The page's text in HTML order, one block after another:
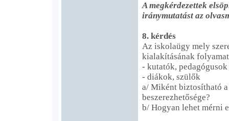
A megkérdezettek
iránymutatást az
8. kérdés
Az iskolaügy mely
kialakításának
- kutatók, pedagógusok
- diákok, szülők
a/ Miként biztosítható
beszerezhetősége?
b/ Hogyan lehet mérni